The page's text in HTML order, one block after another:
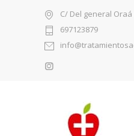
C/ Del general Oraá
697123879